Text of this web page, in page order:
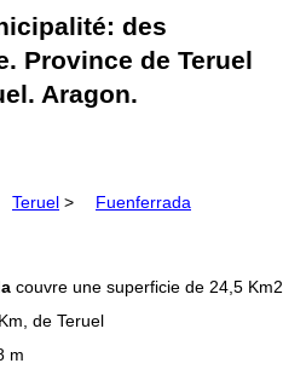
des
Province de Teruel
Aragon.
Teruel > Fuenferrada
couvre une superficie de 24,5 Km2
de Teruel
m